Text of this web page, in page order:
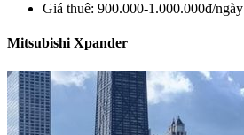
Giá thuê: 900.000-1.000.000đ/ngày
Mitsubishi Xpander